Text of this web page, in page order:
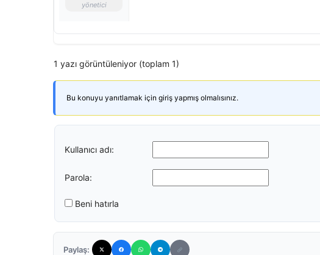
yönetici
1 yazı görüntüleniyor (toplam 1)
Bu konuyu yanıtlamak için giriş yapmış olmalısınız.
Kullanıcı adı:
Parola:
Beni hatırla
Paylaş: